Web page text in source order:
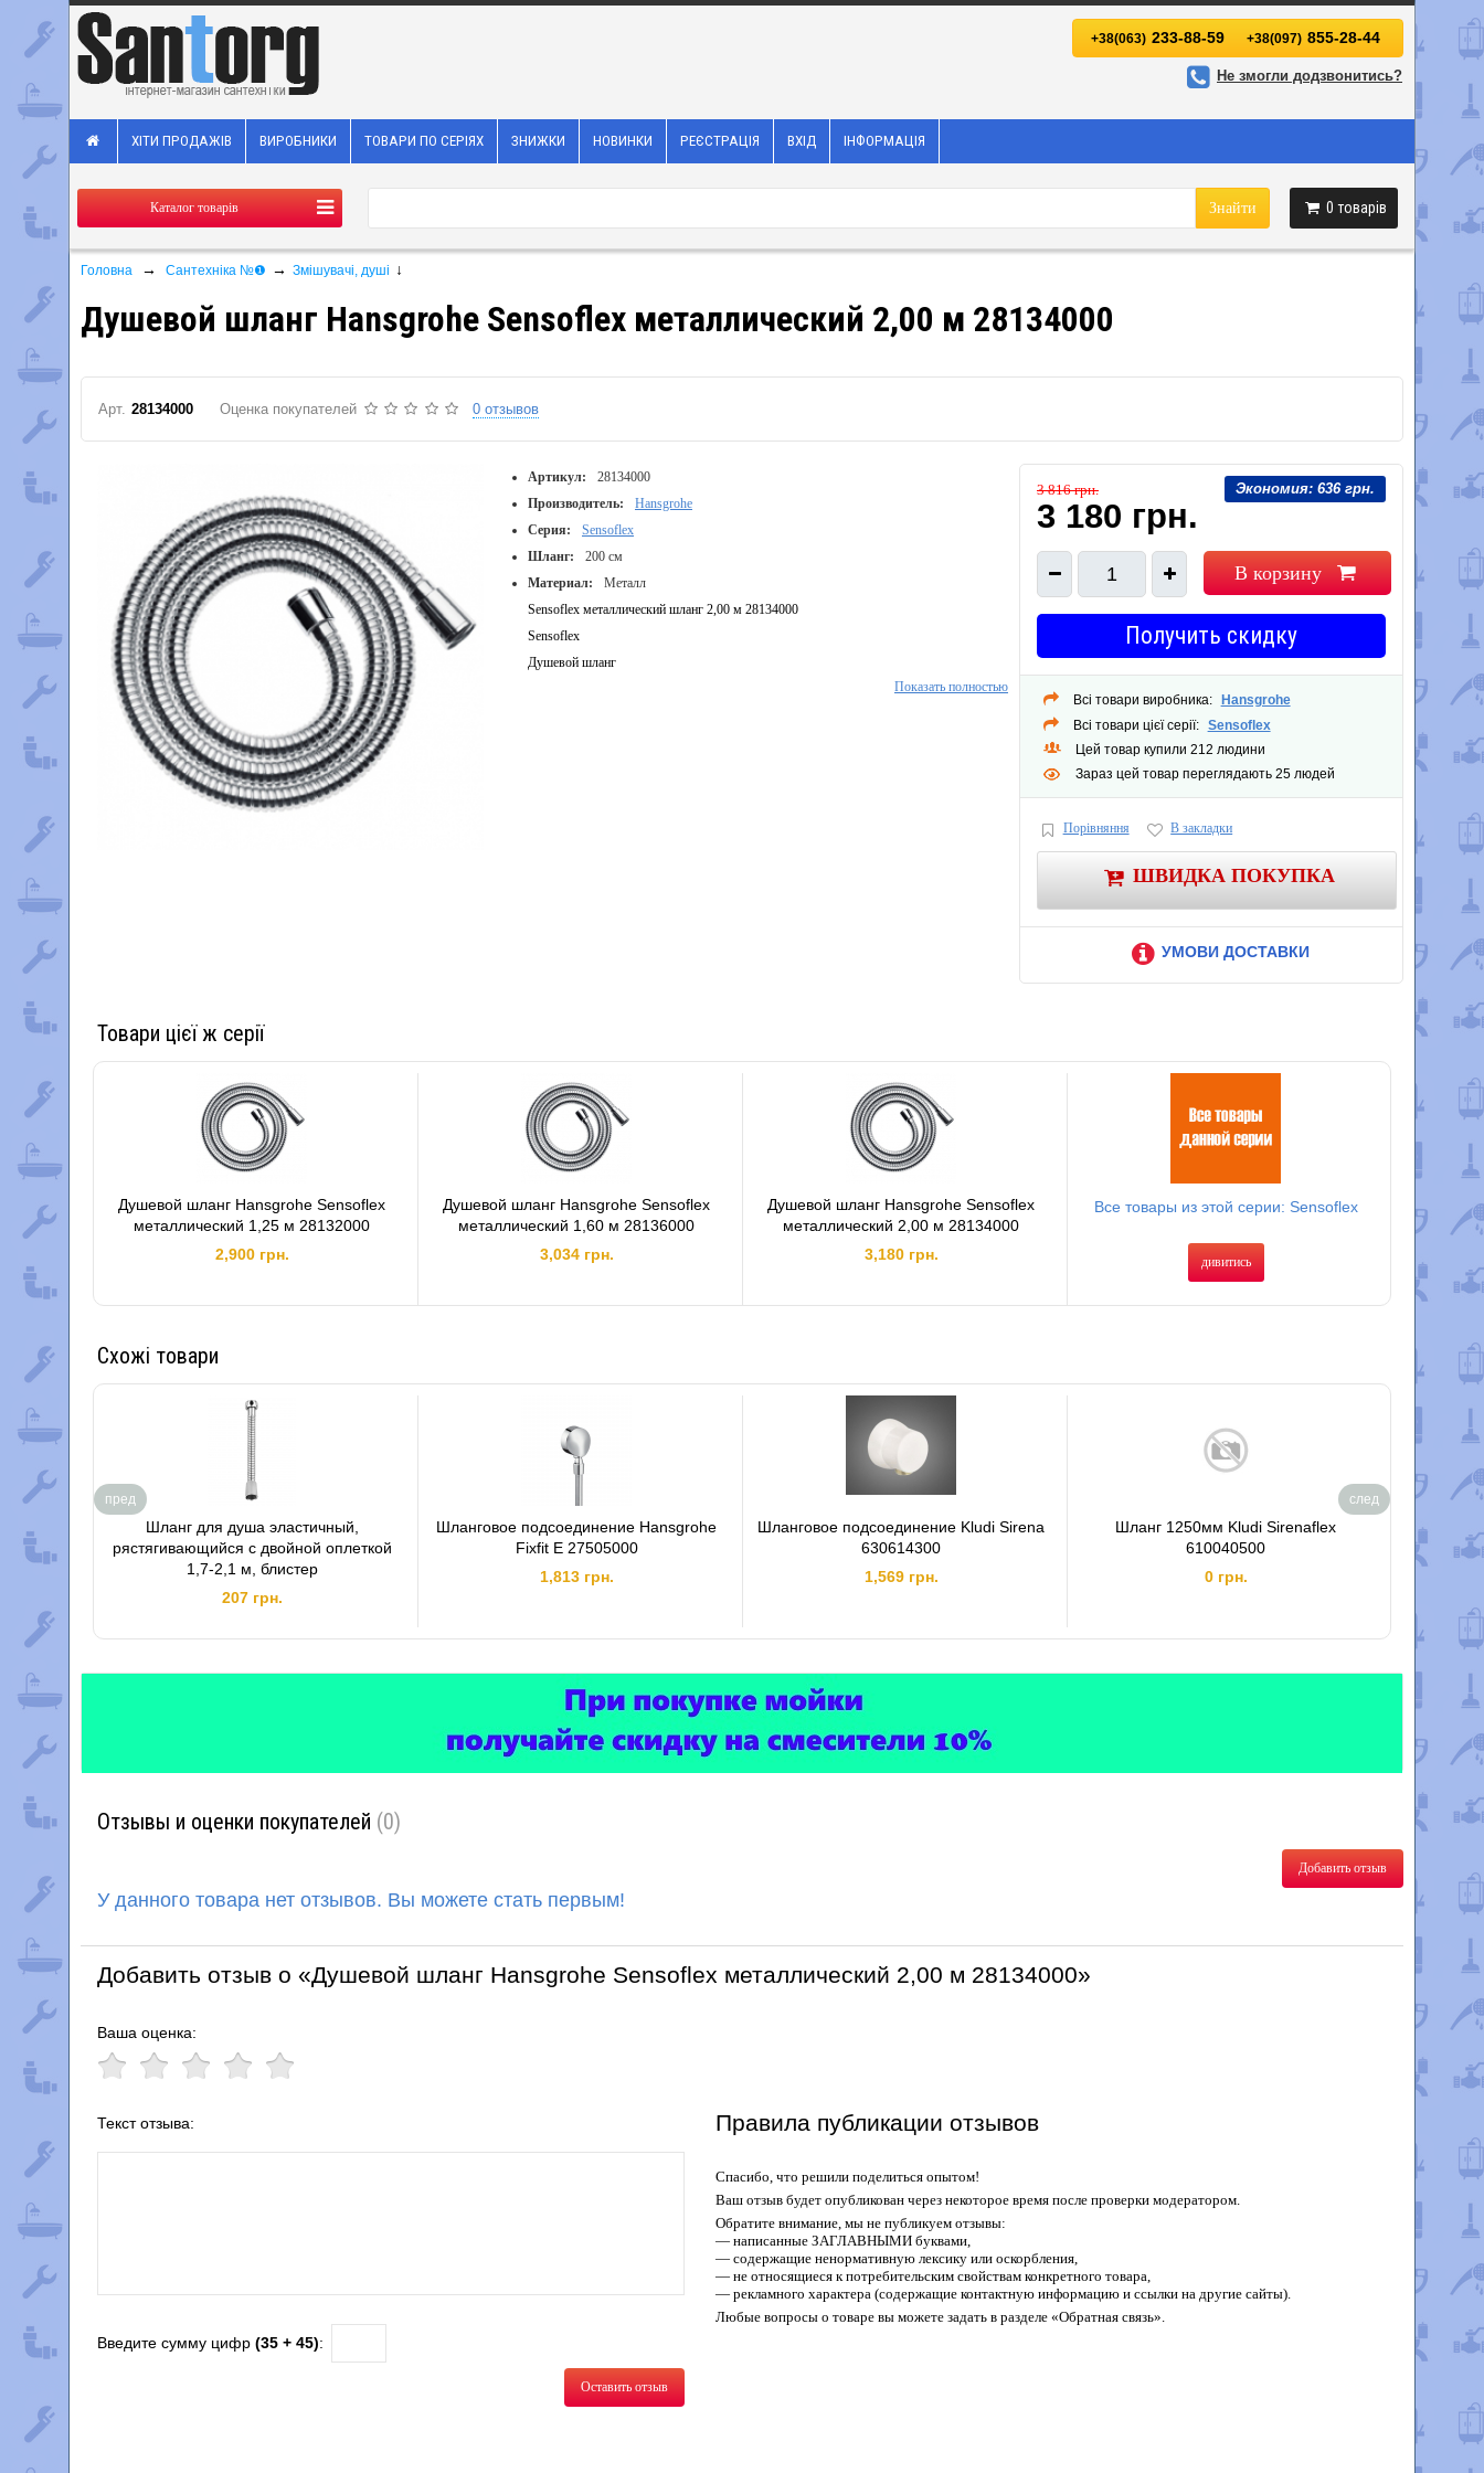
+38(063) 233-88-59 +38(097) 855-28-44
Не змогли додзвонитись?
ХІТИ ПРОДАЖІВ ВИРОБНИКИ ТОВАРИ ПО СЕРІЯХ ЗНИЖКИ НОВИНКИ РЕЄСТРАЦІЯ ВХІД ІНФОРМАЦІЯ
Каталог товарів 0 товарів
Знайти
Головна → Сантехніка №❶ → Змішувачі, душі ↓
Душевой шланг Hansgrohe Sensoflex металлический 2,00 м 28134000
Арт. 28134000 Оценка покупателей 0 отзывов
Артикул:
28134000
Производитель:
Hansgrohe
Серия:
Sensoflex
Шланг:
200 см
Материал:
Металл
Sensoflex металлический шланг 2,00 м 28134000
Sensoflex
Душевой шланг
многослойный шланг: нержавеющая сталь, внутренний шланг из силикона, внешний -
Показать полностью
Экономия: 636 грн.
3 816 грн.
3 180 грн.
1 В корзину
Получить скидку
Всі товари виробника:
Hansgrohe
Всі товари цієї серії: Sensoflex
Цей товар купили 212 людини
Зараз цей товар переглядають 25 людей
Порівняння В закладки
ШВИДКА ПОКУПКА
УМОВИ ДОСТАВКИ
Товари цієї ж серії
Душевой шланг Hansgrohe Sensoflex
металлический 1,25 м 28132000
2,900 грн.
Душевой шланг Hansgrohe Sensoflex
металлический 1,60 м 28136000
3,034 грн.
Душевой шланг Hansgrohe Sensoflex
металлический 2,00 м 28134000
3,180 грн.
Все товары из этой серии: Sensoflex
дивитись
Схожі товари
Шланг для душа эластичный,
рястягивающийся с двойной оплеткой
1,7-2,1 м, блистер
207 грн.
Шланговое подсоединение Hansgrohe
Fixfit E 27505000
1,813 грн.
Шланговое подсоединение Kludi Sirena
630614300
1,569 грн.
Шланг 1250мм Kludi Sirenaflex
610040500
0 грн.
Шланг
пред след
Отзывы и оценки покупателей (0)
Добавить отзыв
У данного товара нет отзывов. Вы можете стать первым!
Добавить отзыв о «Душевой шланг Hansgrohe Sensoflex металлический 2,00 м 28134000»
Ваша оценка:
Текст отзыва:
Введите сумму цифр (35 + 45):
Оставить отзыв
Правила публикации отзывов
Спасибо, что решили поделиться опытом!
Ваш отзыв будет опубликован через некоторое время после проверки модератором.
Обратите внимание, мы не публикуем отзывы:
— написанные ЗАГЛАВНЫМИ буквами,
— содержащие ненормативную лексику или оскорбления,
— не относящиеся к потребительским свойствам конкретного товара,
— рекламного характера (содержащие контактную информацию и ссылки на другие сайты).
Любые вопросы о товаре вы можете задать в разделе «Обратная связь».